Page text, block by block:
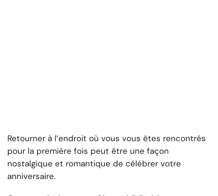
Retourner à l’endroit où vous vous êtes rencontrés
pour la première fois peut être une façon
nostalgique et romantique de célébrer votre
anniversaire.